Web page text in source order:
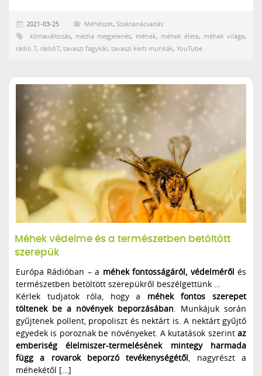
2021-03-25 Méhészet, Szaktanácsadás
klímaváltozás, média megjelenés, méhek, méhek élete, méhek világa,
rádió 7, rádió7, tavaszi fagykár, tavaszi kerti munkák, YouTube
Méhek védelme és a természetben betöltött
szerepük
Európa Rádióban – a méhek fontosságáról, védelméről és
természetben betöltött szerepükről beszélgettünk …
Kérlek tudjatok róla, hogy a méhek fontos szerepet
töltenek be a növények beporzásában. Munkájuk során
gyűjtenek pollent, propoliszt és nektárt is. A nektárt gyűjtő
egyedek is poroznak be növényeket. A kutatások szerint az
emberiség élelmiszer-termelésének mintegy harmada
függ a rovarok beporzó tevékenységétől, nagyrészt a
méhekétől […]